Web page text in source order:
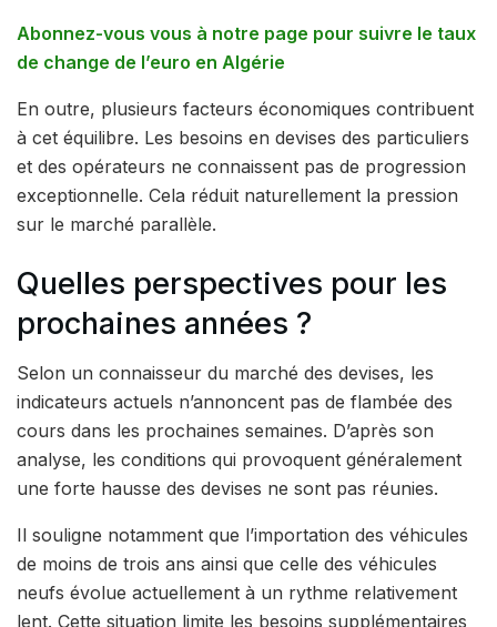
Abonnez-vous vous à notre page pour suivre le taux
de change de l’euro en Algérie
En outre, plusieurs facteurs économiques contribuent
à cet équilibre. Les besoins en devises des particuliers
et des opérateurs ne connaissent pas de progression
exceptionnelle. Cela réduit naturellement la pression
sur le marché parallèle.
Quelles perspectives pour les
prochaines années ?
Selon un connaisseur du marché des devises, les
indicateurs actuels n’annoncent pas de flambée des
cours dans les prochaines semaines. D’après son
analyse, les conditions qui provoquent généralement
une forte hausse des devises ne sont pas réunies.
Il souligne notamment que l’importation des véhicules
de moins de trois ans ainsi que celle des véhicules
neufs évolue actuellement à un rythme relativement
lent. Cette situation limite les besoins supplémentaires